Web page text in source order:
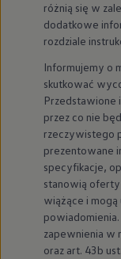
różnią się w
dodatkowe
rozdziale
Informujemy o
skutkować
Przedstawione
przez co nie
rzeczywistego
prezentowane
specyfikacje,
stanowią oferty
wiążące i mogą
zapewnienia w
oraz art. 43b